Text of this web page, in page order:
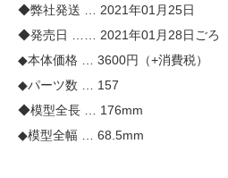
◆弊社発送 … 2021年01月25日
◆発売日 …… 2021年01月28日ごろ
◆本体価格 … 3600円（+消費税）
◆パーツ数 … 157
◆模型全長 … 176mm
◆模型全幅 … 68.5mm